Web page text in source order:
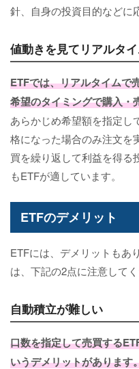
針、自身の投資目的などに
値動きを見てリアルタ
ETFでは、リアルタイムで
希望のタイミングで購入・
あらかじめ希望額を指定し
格になった場合のみ注文を
買を繰り返して利益を得る
もETFが適しています。
ETFのデメリット
ETFには、デメリットもあ
は、下記の2点に注意してく
自動積立が難しい
口数を指定して売買する
いうデメリットがあります